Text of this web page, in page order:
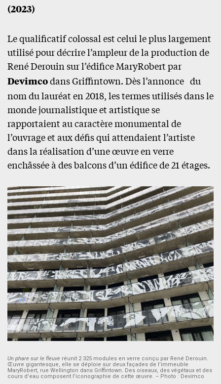
(2023)
Le qualificatif colossal est celui le plus largement
utilisé pour décrire l’ampleur de la production de
René Derouin sur l’édifice MaryRobert par
Devimcodans Griffintown. Dès l’annonce du
nom du lauréat en 2018, les termes utilisés dans le
monde journalistique et artistique se
rapportaient au caractère monumental de
l’ouvrage et aux défis qui attendaient l’artiste
dans la réalisation d’une œuvre en verre
enchâssée à des balcons d’un édifice de 21 étages.
Un phare sur le fleuve réunit 2 325 modules en verre conçu par René Derouin.
Œuvre gigantesque, elle se déploie sur deux façades de l’immeuble
MaryRobert, rue Wellington dans Griffintown. Des oiseaux, des végétaux et des
cours d’eau composent l’iconographie de cette œuvre. – Photo : Devimco